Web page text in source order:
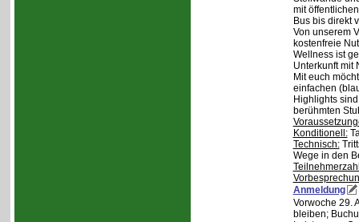
mit
Bus bis direkt
Von unserem
kostenfreie
Wellness ist
Unterkunft mit
Mit euch
einfachen
Highlights
berühmten
Konditionell:
Technisch:
Wege in den
Anmeldung
Vorwoche 29.
bleiben;